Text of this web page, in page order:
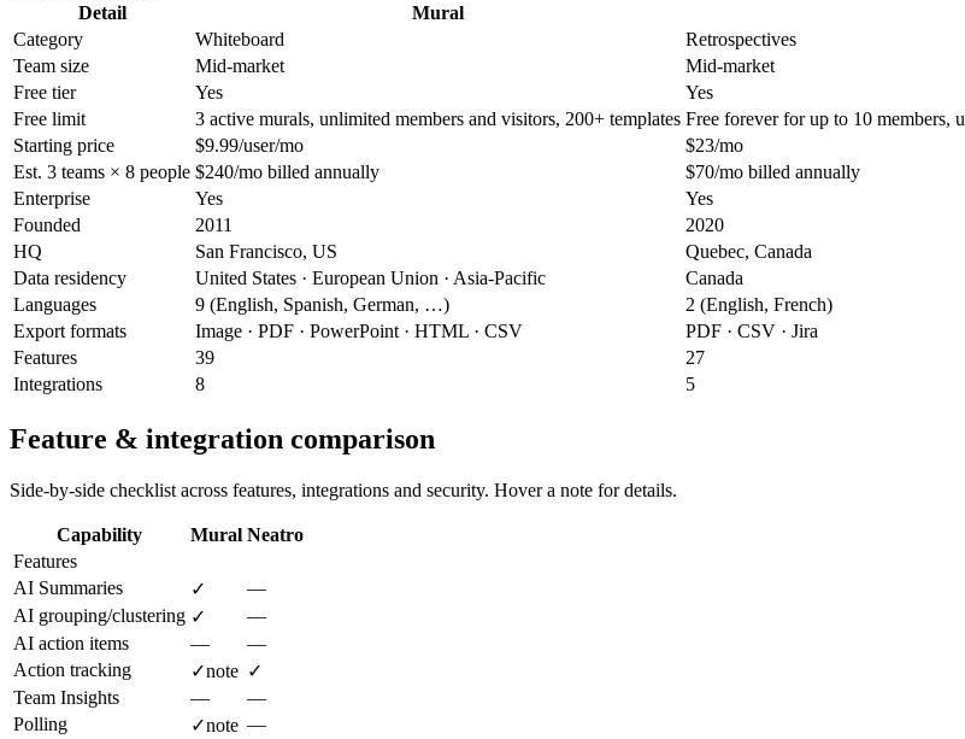
Detail
Mural
Category
Whiteboard
Retrospectives
Team size
Mid-market
Mid-market
Free tier
Yes
Yes
Free limit
3 active murals, unlimited members and visitors, 200+ templates Free forever for up to 10 members,
Starting price
$9.99/user/mo
$23/mo
Est. 3 teams × 8 people $240/mo billed annually
$70/mo billed annually
Enterprise
Yes
Yes
Founded
2011
2020
HQ
San Francisco, US
Quebec, Canada
Data residency
United States · European Union · Asia-Pacific
Canada
Languages
9 (English, Spanish, German, …)
2 (English, French)
Export formats
Image · PDF · PowerPoint · HTML · CSV
PDF · CSV · Jira
Features
39
27
Integrations
8 5
Feature & integration comparison
Side-by-side checklist across features, integrations and security. Hover a note for details.
Capability Mural Neatro
Features
AI Summaries
✓
—
AI grouping/clustering ✓
—
AI action items
—
—
Action tracking
✓note ✓
Team Insights
—
—
Polling
✓note —